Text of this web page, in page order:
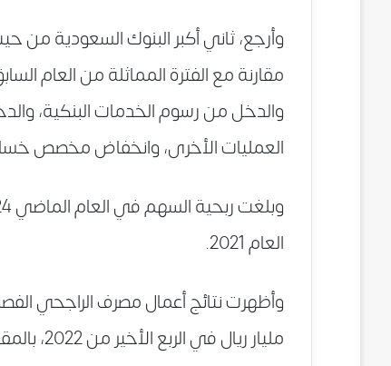
وأرجع، ثاني أكبر البنوك السعودية من
مقارنة مع الفترة المماثلة من العام
والدخل من رسوم الخدمات البنكية،
العمليات الأخرى، وانخفاض مخصص خسائر
العام 2021.
مليار ريال في الربع الأخير من 2022، بالمقارنة مع 4 مليارات ريال في الربع الأخير من 2021.